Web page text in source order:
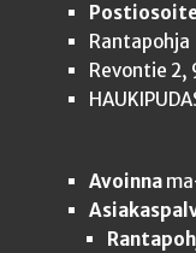
Rantapohja
Revontie 2,
Avoinna